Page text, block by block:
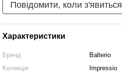
Повідомити, коли з'явиться
Характеристики
Бренд
Balterio
Колекція
Impressio